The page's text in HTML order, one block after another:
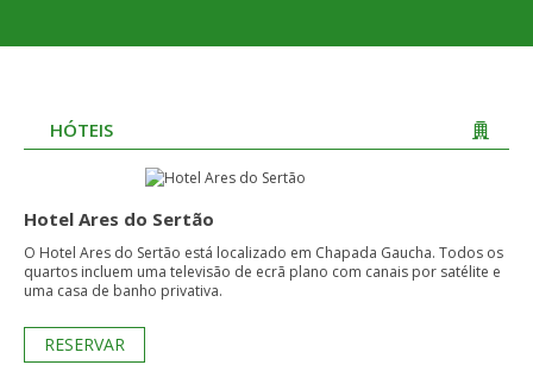
HÓTEIS
Hotel Ares do Sertão
O Hotel Ares do Sertão está localizado em Chapada Gaucha. Todos os
quartos incluem uma televisão de ecrã plano com canais por satélite e
uma casa de banho privativa.
RESERVAR